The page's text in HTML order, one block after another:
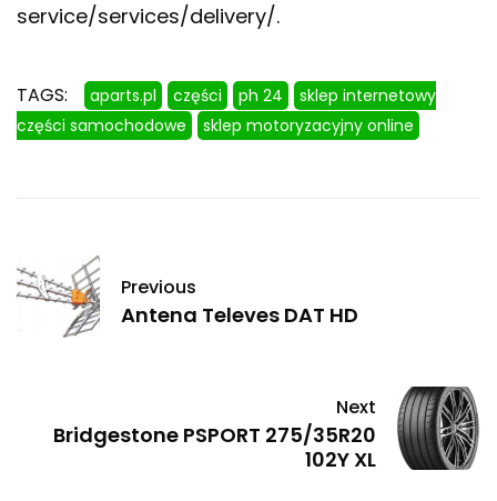
service/services/delivery/.
TAGS: aparts.pl części ph 24
sklep internetowy
części samochodowe
sklep motoryzacyjny online
Previous
Antena Televes DAT HD
Next
Bridgestone PSPORT 275/35R20
102Y XL